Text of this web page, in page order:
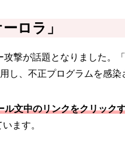
ロラ」
撃が話題となりました。
し、不正プログラムを感
ル文中のリンクをクリック
ます。